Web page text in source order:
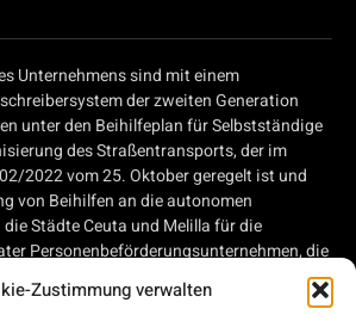
Zustimmung verwalten
Unternehmens sind mit einem
der zweiten Generation
unter den Beihilfeplan für Selbstständige
des Straßentransports, der im
2022 vom 25. Oktober geregelt ist und
von Beihilfen an die autonomen
Städte Ceuta und Melilla für die
Personenbeförderungsunternehmen, die
erbringen, und privater
Straßengüterverkehr tätig sind, im Rahmen